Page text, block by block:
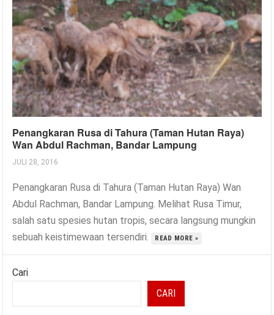
Penangkaran Rusa di Tahura (Taman Hutan Raya)
Wan Abdul Rachman, Bandar Lampung
JULI 28, 2016
Penangkaran Rusa di Tahura (Taman Hutan Raya) Wan
Abdul Rachman, Bandar Lampung. Melihat Rusa Timur,
salah satu spesies hutan tropis, secara langsung mungkin
sebuah keistimewaan tersendiri.
READ MORE »
Cari
CARI